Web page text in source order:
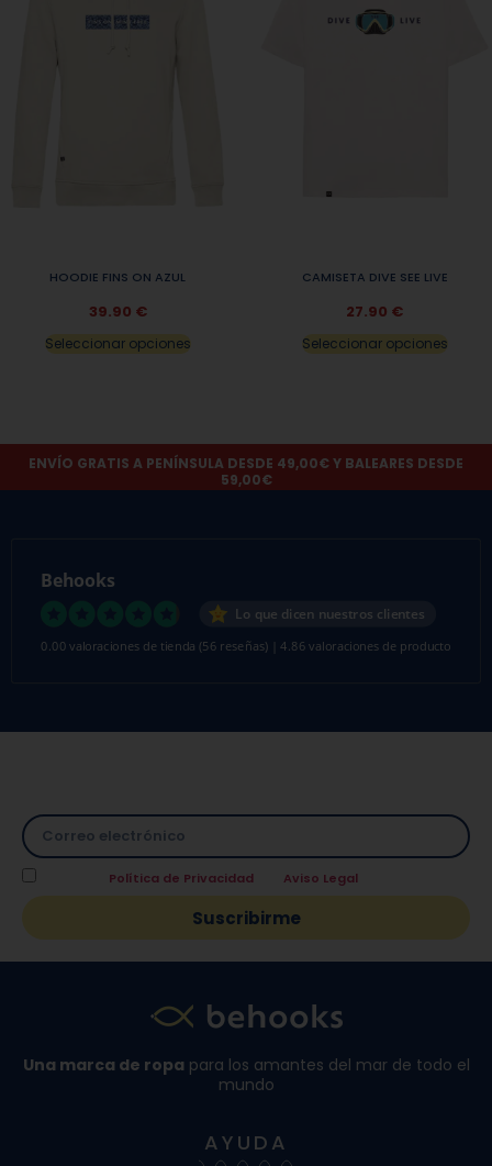
HOODIE FINS ON AZUL
39.90 €
Seleccionar opciones
CAMISETA DIVE SEE LIVE
27.90 €
Seleccionar opciones
ENVÍO GRATIS A PENÍNSULA DESDE 49,00€ Y BALEARES DESDE
59,00€
Behooks
Lo que dicen nuestros clientes
0.00 valoraciones de tienda (56 reseñas) |4.86 valoraciones de producto
Política de Privacidad Aviso Legal
Suscribirme
Una marca de ropa para los amantes del mar de todo el
mundo
AYUDA